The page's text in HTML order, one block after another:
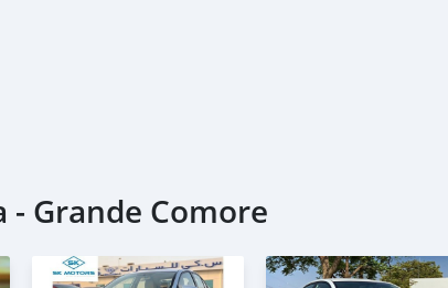
Grande Comore